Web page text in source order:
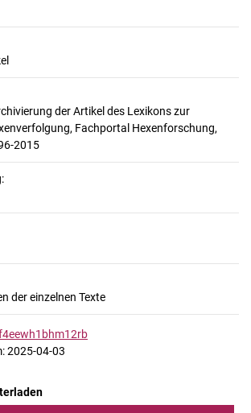
der Artikel des Lexikons zur
Fachportal Hexenforschung,
2015
der einzelnen Texte
2025-04-03